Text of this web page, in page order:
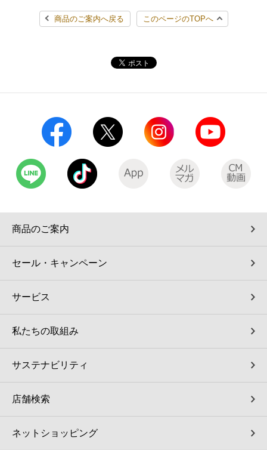
行政サービス
学び・教育
オンラインフォトサービス
コインランドリー（店舗限定）
宅配ロッカー（店舗限定）
自転車シェアリング（店舗限定）
モバイルバッテリーシェアリング（店舗限定）
モバイルWi-Fiバッテリーシェアリング（店舗限定）
荷物預かりサービス「ecbocloakエクボクローク」（店舗限定）
パウダースペース ラブン（店舗限定）
ソフトバンクギフト
データで見るセブン‐イレブン
セブン‐イレブンの「商品力」
セブン-イレブンの横顔
セブン-イレブンの歴史
報告書ライブラリー
한국어(서비스)商品のご案内へ戻る このページのTOPへ
商品のご案内
セール・キャンペーン
サービス
私たちの取組み
サステナビリティ
店舗検索
ネットショッピング